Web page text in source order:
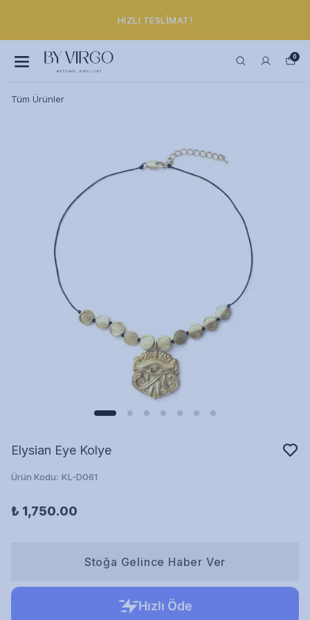
HIZLI TESLIMAT!
0
Tüm Ürünler
Elysian Eye Kolye
Ürün Kodu: KL-D061
₺ 1,750.00
Stoğa Gelince Haber Ver